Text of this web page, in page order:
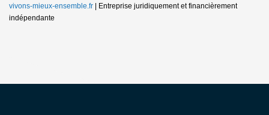
vivons-mieux-ensemble.fr | Entreprise juridiquement et financièrement
indépendante